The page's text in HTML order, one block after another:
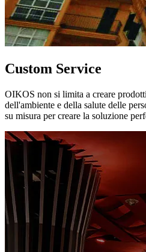
Custom Service
OIKOS non si limita a creare
dell'ambiente e della salute delle
su misura per creare la soluzione